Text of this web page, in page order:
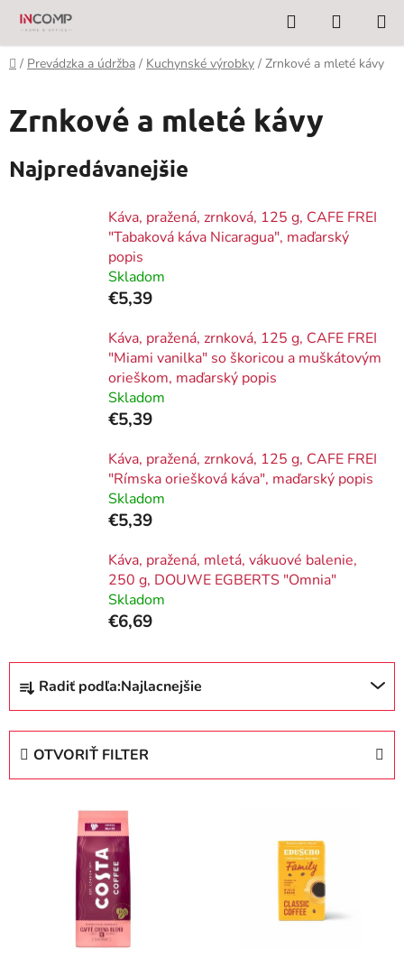
Prejsť
obsah
Hľadať
KOŠÍK
Domov
/ Prevádzka a údržba / Kuchynské výrobky / Zrnkové a mleté kávy
Zrnkové a mleté kávy
Najpredávanejšie
Káva, pražená, zrnková, 125 g, CAFE FREI
"Tabaková káva Nicaragua", maďarský
popis
Skladom
€5,39
Káva, pražená, zrnková, 125 g, CAFE FREI
"Miami vanilka" so škoricou a muškátovým
orieškom, maďarský popis
Skladom
€5,39
Káva, pražená, zrnková, 125 g, CAFE FREI
"Rímska oriešková káva", maďarský popis
Skladom
€5,39
Káva, pražená, mletá, vákuové balenie,
250 g, DOUWE EGBERTS "Omnia"
Skladom
€6,69
R
d
Radiť podľa:Najlacnejšie
OTVORIŤ FILTER